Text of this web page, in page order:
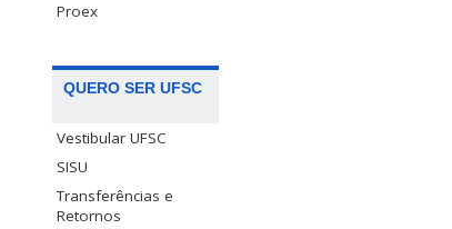
Proex
QUERO SER UFSC
Vestibular UFSC
SISU
Transferências e
Retornos